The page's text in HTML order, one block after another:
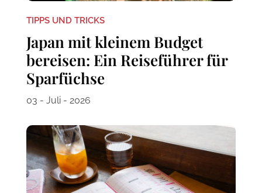
TIPPS UND TRICKS
Japan mit kleinem Budget
bereisen: Ein Reiseführer für
Sparfüchse
03 - Juli - 2026